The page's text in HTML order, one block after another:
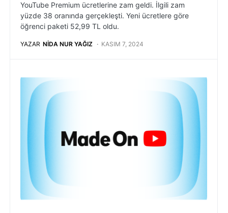
YouTube Premium ücretlerine zam geldi. İlgili zam
yüzde 38 oranında gerçekleşti. Yeni ücretlere göre
öğrenci paketi 52,99 TL oldu.
YAZAR NIDA NUR YAĞIZ KASIM 7, 2024